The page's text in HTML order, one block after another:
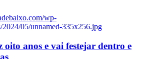
wp-
2024/05/unnamed-335x256.jpg
oito anos e vai festejar dentro e